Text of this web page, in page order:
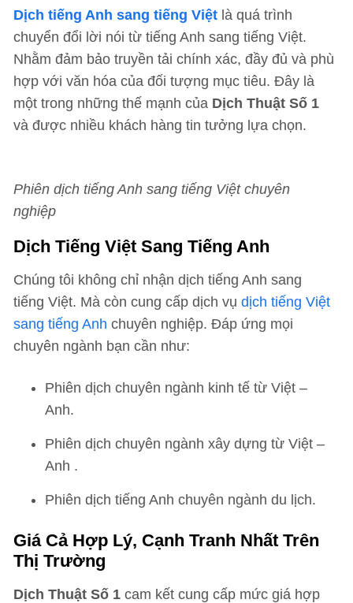
Dịch tiếng Anh sang tiếng Việt là quá trình
chuyển đổi lời nói từ tiếng Anh sang tiếng Việt.
Nhằm đảm bảo truyền tải chính xác, đầy đủ và phù
hợp với văn hóa của đối tượng mục tiêu. Đây là
một trong những thế mạnh của Dịch Thuật Số 1
và được nhiều khách hàng tin tưởng lựa chọn.
Phiên dịch tiếng Anh sang tiếng Việt chuyên
nghiệp
Dịch Tiếng Việt Sang Tiếng Anh
Chúng tôi không chỉ nhận dịch tiếng Anh sang
tiếng Việt. Mà còn cung cấp dịch vụ dịch tiếng Việt
sang tiếng Anh chuyên nghiệp. Đáp ứng mọi
chuyên ngành bạn cần như:
Phiên dịch chuyên ngành kinh tế từ Việt –
Anh.
Phiên dịch chuyên ngành xây dựng từ Việt –
Anh .
Phiên dịch tiếng Anh chuyên ngành du lịch.
Giá Cả Hợp Lý, Cạnh Tranh Nhất Trên
Thị Trường
Dịch Thuật Số 1 cam kết cung cấp mức giá hợp